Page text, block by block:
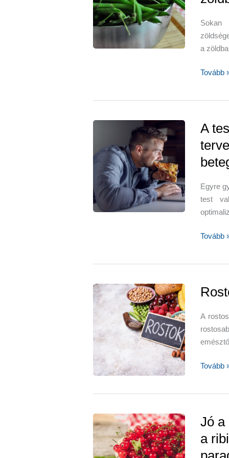
Sokan
a
A
–
Tovább
A
Egyre
test
A
21.
lett
tervezve
életmód
Tovább
A
Tovább
Jó a
a